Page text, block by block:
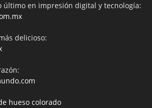
último en impresión digital y tecnología:
delicioso:
hueso colorado